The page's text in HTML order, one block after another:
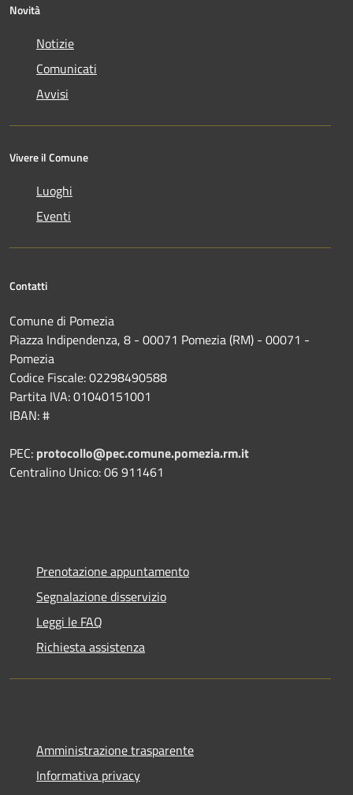
Novità
Notizie
Comunicati
Avvisi
Vivere il Comune
Luoghi
Eventi
Contatti
Comune di Pomezia
Piazza Indipendenza, 8 - 00071 Pomezia (RM) - 00071 -
Pomezia
Codice Fiscale: 02298490588
Partita IVA: 01040151001
IBAN: #
PEC: protocollo@pec.comune.pomezia.rm.it
Centralino Unico: 06 911461
Prenotazione appuntamento
Segnalazione disservizio
Leggi le FAQ
Richiesta assistenza
Amministrazione trasparente
Informativa privacy